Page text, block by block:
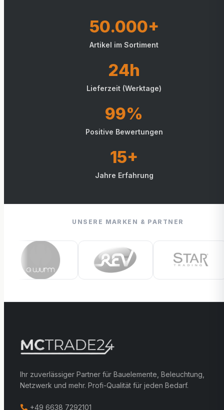
50.000+
Artikel im Sortiment
24h
Lieferzeit (Werktage)
99%
Positive Bewertungen
15+
Jahre Erfahrung
UNSERE MARKEN & PARTNER
Ihr zuverlässiger Partner für Bauelemente, Beleuchtung,
Netzwerk und mehr. Profi-Qualität für jeden Bedarf.
+49 6638 7292101